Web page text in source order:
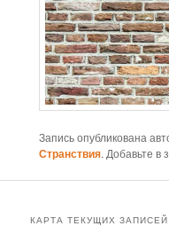
Запись опубликована
Странствия. Добавьте в
КАРТА ТЕКУЩИХ ЗАПИСЕЙ